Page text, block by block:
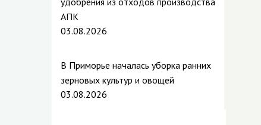
АПК
03.08.2026
В Приморье началась уборка ранних
зерновых культур и овощей
03.08.2026